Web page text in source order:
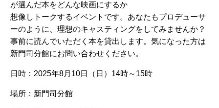
が選んだ本をどんな映画にするか
想像しトークするイベントです。あなたもプロデューサ
ーのように、理想のキャスティングをしてみませんか？
事前に読んでいただく本を貸出します。気になった方は
新門司分館にお問い合わせください。
日時：2025年8月10日（日）14時～15時
場所：新門司分館